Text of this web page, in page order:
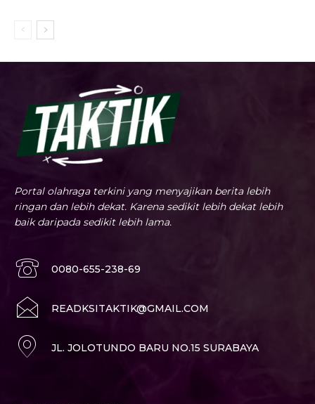
Portal olahraga terkini yang menyajikan berita lebih
ringan dan lebih dekat. Karena sedikit lebih dekat lebih
baik daripada sedikit lebih lama.
0080-655-238-69
READKSITAKTIK@GMAIL.COM
JL. JOLOTUNDO BARU NO.15 SURABAYA